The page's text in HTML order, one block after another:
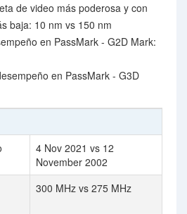
de video más poderosa y con
baja: 10 nm vs 150 nm
en PassMark - G2D Mark:
en PassMark - G3D
4 Nov 2021 vs 12
November 2002
300 MHz vs 275 MHz